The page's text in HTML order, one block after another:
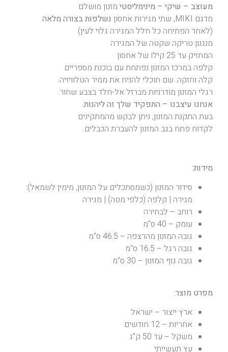
מעוצב – שיקי – מינימליסטי מזנון מושלם
מדגם MIKI, שתי מגירות אחסון
נשלפות בצורה מלאה
(לאחר הפתיחה כל חלל המגירה גלוי לעין)
מנגנון טריקה שקטה של המגירה
המחזיק עד 25 קילו של אחסון
קלפה במרכז המזנון נפתחת עם בוכנת מספריים
קלה וחזקה. שם תוכלי להניח את ממיר הטלוויזיה.
רגלי המזנון מודרניות מברזל אל-חלד בצבע שחור.
אנחנו עיצבנו – התפקיד שלך זה ליהנות.
בעת התקנת המזנון, ניתן לבקש מהמתקינים
לקדוח פתח בגב המזנון להעברת הכבלים.
מידות:
סידור המזנון (כשמסתכלים על המזנון, מימין לשמאל):
מגירה | קלפה (כלפי מטה) | מגירה
רוחב – לבחירה
עומק – 40 ס"מ
גובה המזנון מהרצפה – 46.5 ס"מ
גובה רגל – 16.5 ס"מ
גובה גוף המזנון – 30 ס"מ
מפרט מוצר:
ארץ ייצור – ישראל
אחריות – 12 חודשים
משקל – עד 50 ק"ג
עץ תעשייתי